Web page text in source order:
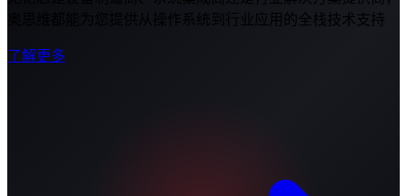
奥思维都能为您提供从操作系统到行业应用的全栈技术支持
了解更多